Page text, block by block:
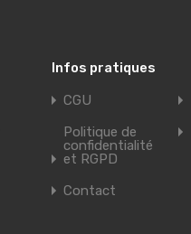
Infos pratiques
CGU
Politique de
confidentialité
et RGPD
Contact